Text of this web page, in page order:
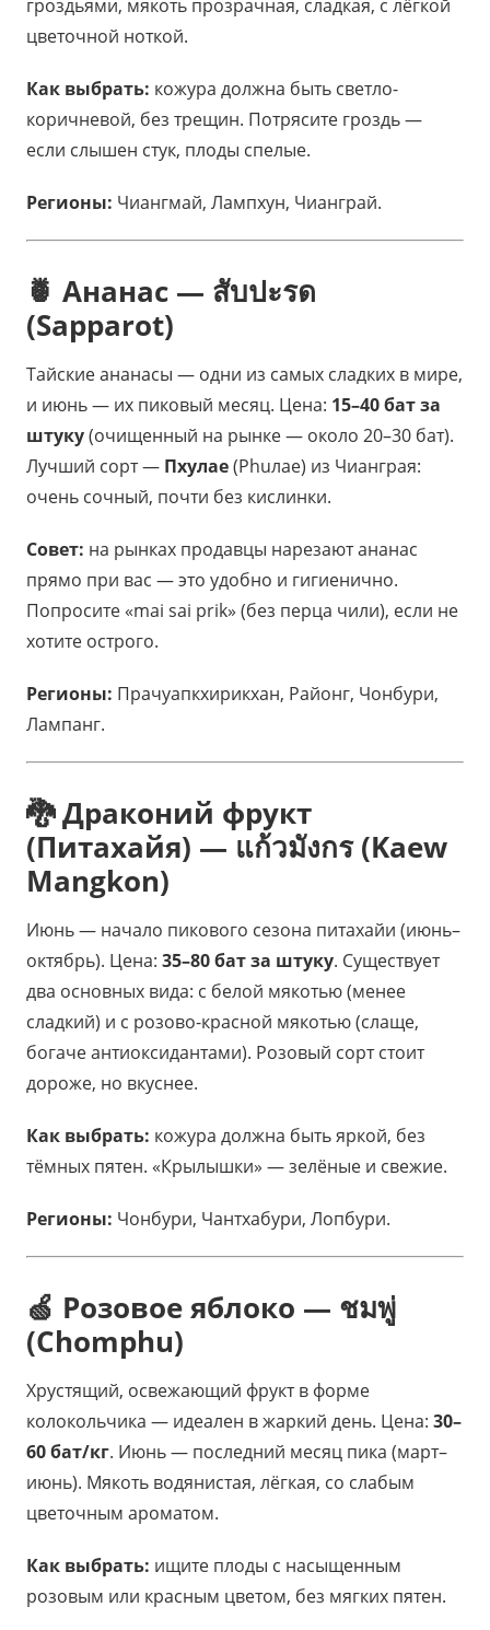
гроздьями, мякоть прозрачная, сладкая, с лёгкой
цветочной ноткой.
Как выбрать: кожура должна быть светло-
коричневой, без трещин. Потрясите гроздь —
если слышен стук, плоды спелые.
Регионы: Чиангмай, Лампхун, Чианграй.
🍍 Ананас — สับปะรด
(Sapparot)
Тайские ананасы — одни из самых сладких в мире,
и июнь — их пиковый месяц. Цена: 15–40 бат за
штуку(очищенный на рынке — около 20–30 бат).
Лучший сорт — Пхулае(Phuлae) из Чианграя:
очень сочный, почти без кислинки.
Совет: на рынках продавцы нарезают ананас
прямо при вас — это удобно и гигиенично.
Попросите «mai sai prik» (без перца чили), если не
хотите острого.
Регионы: Прачуапкхирикхан, Районг, Чонбури,
Лампанг.
🐉 Драконий фрукт
(Питахайя) — แก้วมังกร (Kaew
Mangkon)
Июнь — начало пикового сезона питахайи (июнь–
октябрь). Цена: 35–80 бат за штуку. Существует
два основных вида: с белой мякотью (менее
сладкий) и с розово-красной мякотью (слаще,
богаче антиоксидантами). Розовый сорт стоит
дороже, но вкуснее.
Как выбрать: кожура должна быть яркой, без
тёмных пятен. «Крылышки» — зелёные и свежие.
Регионы: Чонбури, Чантхабури, Лопбури.
🍏 Розовое яблоко — ชมพู่
(Chomphu)
Хрустящий, освежающий фрукт в форме
колокольчика — идеален в жаркий день. Цена: 30–
60 бат/кг. Июнь — последний месяц пика (март–
июнь). Мякоть водянистая, лёгкая, со слабым
цветочным ароматом.
Как выбрать: ищите плоды с насыщенным
розовым или красным цветом, без мягких пятен.